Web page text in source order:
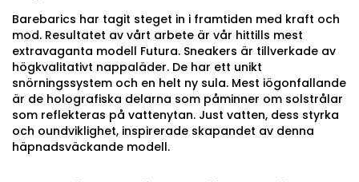
Barebarics har tagit steget in i framtiden med kraft och
mod. Resultatet av vårt arbete är vår hittills mest
extravaganta modell Futura. Sneakers är tillverkade av
högkvalitativt nappaläder. De har ett unikt
snörningssystem och en helt ny sula. Mest iögonfallande
är de holografiska delarna som påminner om solstrålar
som reflekteras på vattenytan. Just vatten, dess styrka
och oundviklighet, inspirerade skapandet av denna
häpnadsväckande modell.